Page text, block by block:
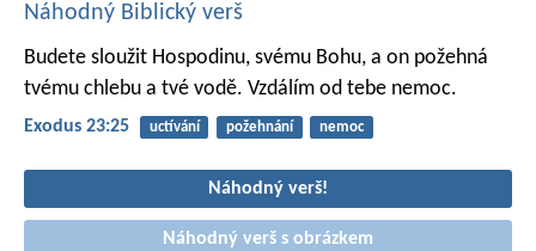
Náhodný Biblický verš
Budete sloužit Hospodinu, svému Bohu, a on požehná
tvému chlebu a tvé vodě. Vzdálím od tebe nemoc.
Exodus 23:25 uctívání požehnání nemoc
Náhodný verš!
Náhodný verš s obrázkem